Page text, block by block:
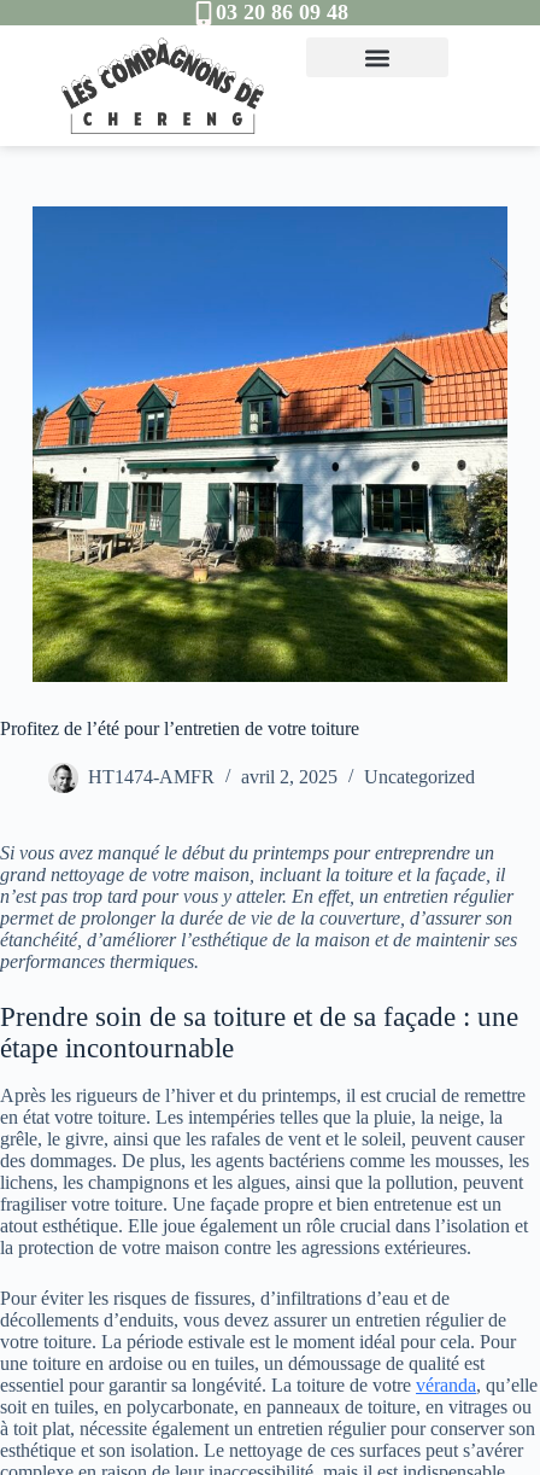
03 20 86 09 48
Profitez de l’été pour l’entretien de votre toiture
HT1474-AMFR avril 2, 2025 Uncategorized
Si vous avez manqué le début du printemps pour entreprendre un
grand nettoyage de votre maison, incluant la toiture et la façade, il
n’est pas trop tard pour vous y atteler. En effet, un entretien régulier
permet de prolonger la durée de vie de la couverture, d’assurer son
étanchéité, d’améliorer l’esthétique de la maison et de maintenir ses
performances thermiques.
Prendre soin de sa toiture et de sa façade : une
étape incontournable
Après les rigueurs de l’hiver et du printemps, il est crucial de remettre
en état votre toiture. Les intempéries telles que la pluie, la neige, la
grêle, le givre, ainsi que les rafales de vent et le soleil, peuvent causer
des dommages. De plus, les agents bactériens comme les mousses, les
lichens, les champignons et les algues, ainsi que la pollution, peuvent
fragiliser votre toiture. Une façade propre et bien entretenue est un
atout esthétique. Elle joue également un rôle crucial dans l’isolation et
la protection de votre maison contre les agressions extérieures.
Pour éviter les risques de fissures, d’infiltrations d’eau et de
décollements d’enduits, vous devez assurer un entretien régulier de
votre toiture. La période estivale est le moment idéal pour cela. Pour
une toiture en ardoise ou en tuiles, un démoussage de qualité est
essentiel pour garantir sa longévité. La toiture de votre véranda, qu’elle
soit en tuiles, en polycarbonate, en panneaux de toiture, en vitrages ou
à toit plat, nécessite également un entretien régulier pour conserver son
esthétique et son isolation. Le nettoyage de ces surfaces peut s’avérer